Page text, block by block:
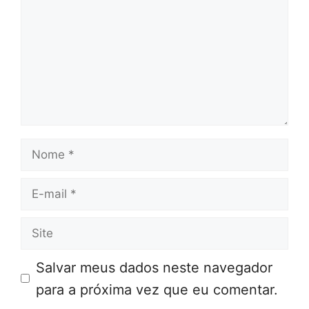
Nome
E-
Site
Salvar meus dados neste navegador
para a próxima vez que eu comentar.